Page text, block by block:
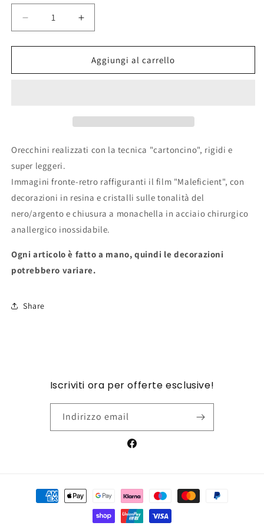
Diminuisci
quantità
per
&quot;MALEFICIENT&quot;
Aumenta
quantità
per
Orecchini
&quot;MALEFICIENT&quot;
Aggiungi al carrello
Orecchini realizzati con la tecnica "cartoncino", rigidi e
super leggeri.
Immagini fronte-retro raffiguranti il film "Maleficient", con
decorazioni in resina e cristalli sulle tonalità del
nero/argento e chiusura a monachella in acciaio chirurgico
anallergico inossidabile.
Ogni articolo è fatto a mano, quindi le decorazioni
potrebbero variare.
Share
Iscriviti ora per offerte esclusive!
Indirizzo email
Facebook
Metodi